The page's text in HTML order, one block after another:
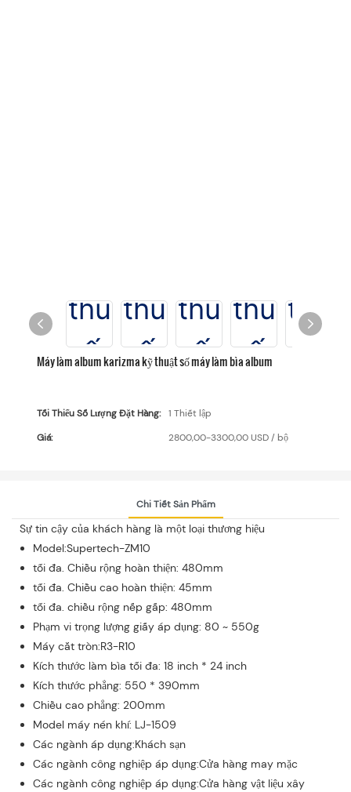
Máy làm album karizma kỹ thuật số máy làm bìa album
Tối Thiểu Số Lượng Đặt Hàng:
1 Thiết lập
Giá:
2800,00-3300,00 USD / bộ
Chi Tiết Sản Phẩm
Sự tin cậy của khách hàng là một loại thương hiệu
Model:Supertech-ZM10
tối đa. Chiều rộng hoàn thiện: 480mm
tối đa. Chiều cao hoàn thiện: 45mm
tối đa. chiều rộng nếp gấp: 480mm
Phạm vi trọng lượng giấy áp dụng: 80 ~ 550g
Máy cắt tròn:R3-R10
Kích thước làm bìa tối đa: 18 inch * 24 inch
Kích thước phẳng: 550 * 390mm
Chiều cao phẳng: 200mm
Model máy nén khí: LJ-1509
Các ngành áp dụng:Khách sạn
Các ngành công nghiệp áp dụng:Cửa hàng may mặc
Các ngành công nghiệp áp dụng:Cửa hàng vật liệu xây